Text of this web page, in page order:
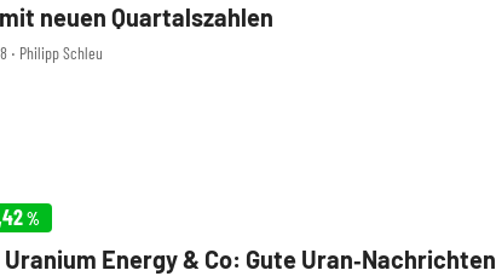
‧ Philipp Schleu
neuen Quartalszahlen
%
Uranium Energy & Co: Gute Uran‑Nachrichten